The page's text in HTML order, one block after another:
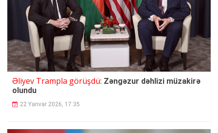
Əliyev Trampla görüşdü: Zəngəzur dəhlizi müzakirə
olundu
22 Yanvar 2026, 17:35